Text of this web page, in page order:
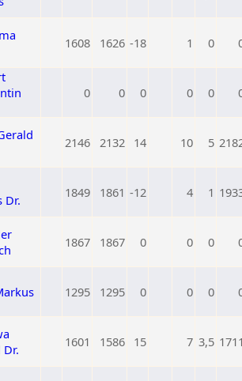
1608 1626 -18 1 0
0 0 0 0 0
2146 2132 14 10 5
Dr.
1849 1861 -12 4 1
1867 1867 0 0 0
1295 1295 0 0 0
Dr.
1601 1586 15 7 3,5